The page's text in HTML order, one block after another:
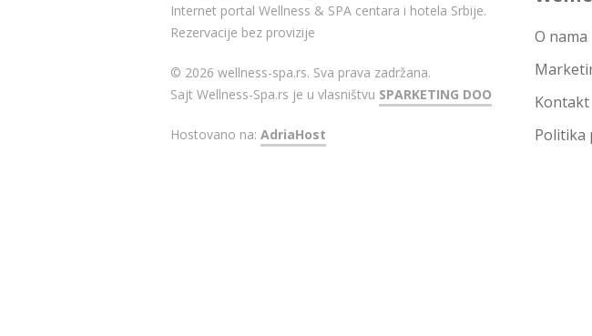
Internet portal Wellness & SPA centara i hotela Srbije.
Rezervacije bez provizije
© 2026 wellness-spa.rs. Sva prava zadržana.
Sajt Wellness-Spa.rs je u vlasništvu SPARKETING DOO
Hostovano na: AdriaHost
O nama
Kontakt
Politika